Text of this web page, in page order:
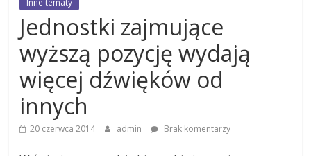
Inne tematy
Jednostki zajmujące
wyższą pozycję wydają
więcej dźwięków od
innych
20 czerwca 2014 admin Brak komentarzy